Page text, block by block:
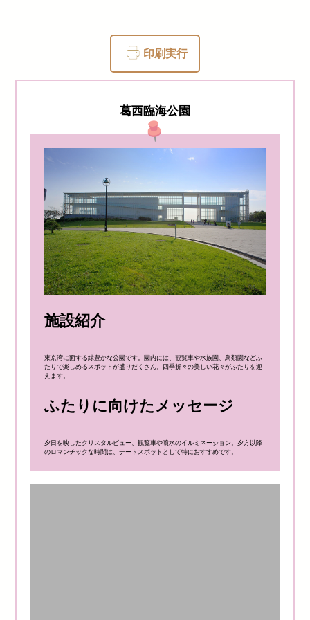
印刷実行
葛西臨海公園
施設紹介
東京湾に面する緑豊かな公園です。園内には、観覧車や水族園、鳥類園などふ
たりで楽しめるスポットが盛りだくさん。四季折々の美しい花々がふたりを迎
えます。
ふたりに向けたメッセージ
夕日を映したクリスタルビュー、観覧車や噴水のイルミネーション。夕方以降
のロマンチックな時間は、デートスポットとして特におすすめです。